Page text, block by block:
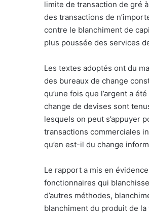
limite de transaction de gré
des transactions de
contre le blanchiment de
plus poussée des services
Les textes adoptés ont du
des bureaux de change
qu’une fois que l’argent a
change de devises sont
lesquels on peut s’appuyer
transactions commerciales
qu’en est-il du change
Le rapport a mis en
fonctionnaires qui
d’autres méthodes,
blanchiment du produit de